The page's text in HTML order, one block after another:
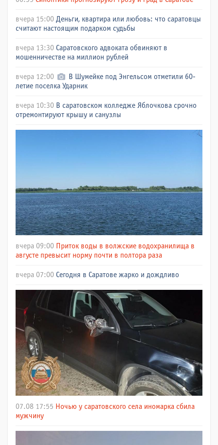
вчера 15:00 Деньги, квартира или любовь: что саратовцы
считают настоящим подарком судьбы
вчера 13:30 Саратовского адвоката обвиняют в
мошенничестве на миллион рублей
вчера 12:00
В Шумейке под Энгельсом отметили 60-
летие поселка Ударник
вчера 10:30 В саратовском колледже Яблочкова срочно
отремонтируют крышу и санузлы
вчера 09:00 Приток воды в волжские водохранилища в
августе превысит норму почти в полтора раза
вчера 07:00 Сегодня в Саратове жарко и дождливо
07.08 17:55 Ночью у саратовского села иномарка сбила
мужчину